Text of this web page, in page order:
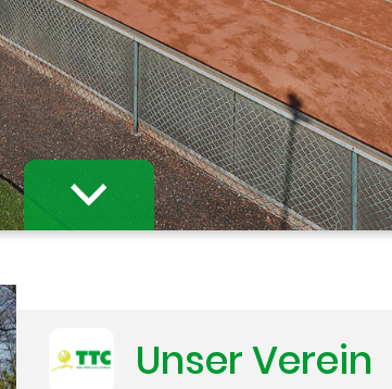
Unser Verein